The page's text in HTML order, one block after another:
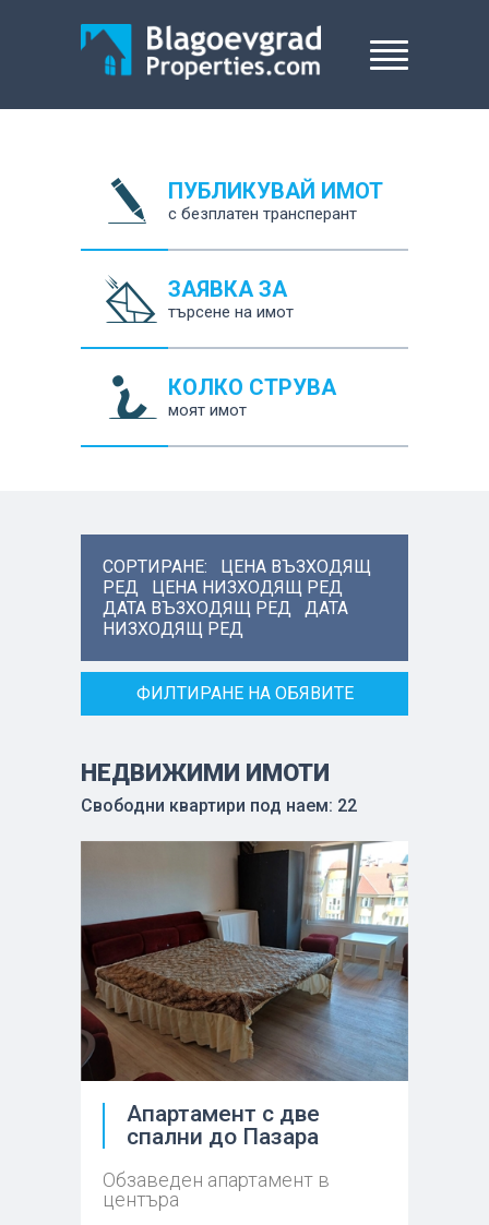
ПУБЛИКУВАЙ ИМОТ
с безплатен трансперант
ЗАЯВКА ЗА
търсене на имот
КОЛКО СТРУВА
моят имот
СОРТИРАНЕ: ЦЕНА ВЪЗХОДЯЩ
РЕД
ЦЕНА НИЗХОДЯЩ РЕД
ДАТА ВЪЗХОДЯЩ РЕД
ДАТА
НИЗХОДЯЩ РЕД
ФИЛТИРАНЕ НА ОБЯВИТЕ
НЕДВИЖИМИ ИМОТИ
Свободни квартири под наем: 22
Апартамент с две
спални до Пазара
Обзаведен апартамент в
центъра